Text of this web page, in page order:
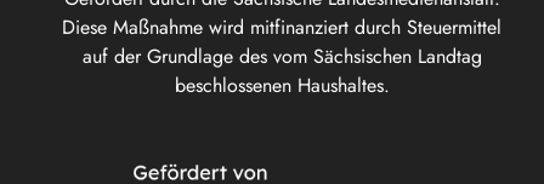
Diese Maßnahme wird mitfinanziert durch Steuermittel
auf der Grundlage des vom Sächsischen Landtag
beschlossenen Haushaltes.